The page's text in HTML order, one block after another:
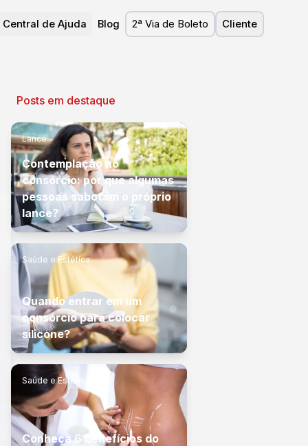
Central de Ajuda Blog 2ª Via de Boleto Cliente
Posts em destaque
Lance
Contemplação no
consórcio: por que algumas
pessoas sabotam o próprio
lance?
Saúde e Estética
Quando entrar em um
consórcio para colocar
silicone?
Saúde e Estética
Conheça 6 benefícios do